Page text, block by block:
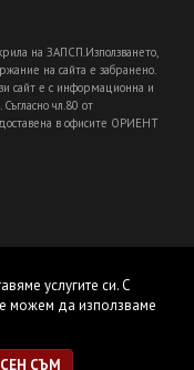
на ЗАПСП.Използването,
на сайта е забранено.
сайт е с информационна и
чл.80 от
в офисите ОРИЕНТ
услугите си. С
можем да използваме
СЪМ